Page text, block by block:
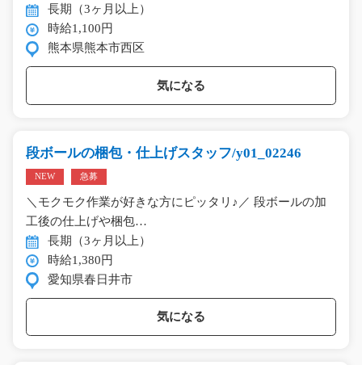
長期（3ヶ月以上）
時給1,100円
熊本県熊本市西区
気になる
段ボールの梱包・仕上げスタッフ/y01_02246
NEW 急募
＼モクモク作業が好きな方にピッタリ♪／ 段ボールの加
工後の仕上げや梱包…
長期（3ヶ月以上）
時給1,380円
愛知県春日井市
気になる